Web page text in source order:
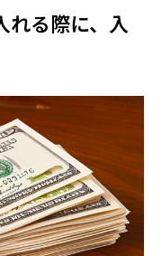
れる際に、入